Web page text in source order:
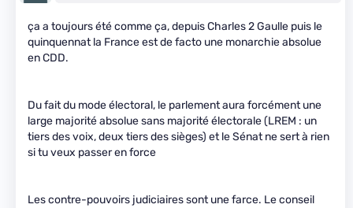
ça a toujours été comme ça, depuis Charles 2 Gaulle puis le
quinquennat la France est de facto une monarchie absolue
en CDD.
Du fait du mode électoral, le parlement aura forcément une
large majorité absolue sans majorité électorale (LREM : un
tiers des voix, deux tiers des sièges) et le Sénat ne sert à rien
si tu veux passer en force
Les contre-pouvoirs judiciaires sont une farce. Le conseil